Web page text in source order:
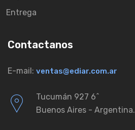
Entrega
Contactanos
E-mail: ventas@ediar.com.ar
Tucumán 927 6ˆ
Buenos Aires - Argentina.